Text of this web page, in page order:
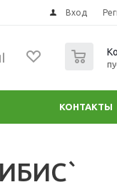
Вход
КОНТАКТЫ